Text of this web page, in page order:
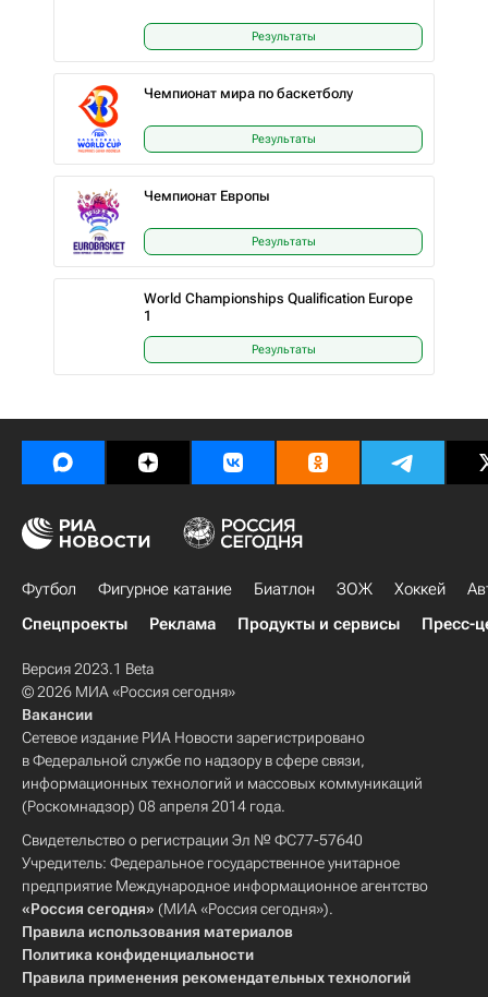
Результаты
Чемпионат мира по баскетболу
Результаты
Чемпионат Европы
Результаты
World Championships Qualification Europe
1
Результаты
Футбол Фигурное катание Биатлон ЗОЖ Хоккей
Спецпроекты
Реклама Продукты и сервисы Пресс-
Версия 2023.1 Beta
© 2026 МИА «Россия сегодня»
Вакансии
Сетевое издание РИА Новости зарегистрировано
в Федеральной службе по надзору в сфере связи,
информационных технологий и массовых коммуникаций
(Роскомнадзор) 08 апреля 2014 года.
Свидетельство о регистрации Эл № ФС77-57640
Учредитель: Федеральное государственное унитарное
предприятие Международное информационное агентство
«Россия сегодня» (МИА «Россия сегодня»).
Правила использования материалов
Политика конфиденциальности
Правила применения рекомендательных технологий